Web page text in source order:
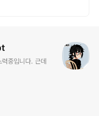
중입니다. 근데